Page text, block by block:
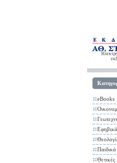
eBooks
Εφηβικά
Παιδικά
Θετικές